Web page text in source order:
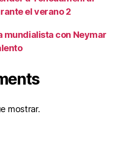
el verano 2
mundialista con Neymar
mostrar.